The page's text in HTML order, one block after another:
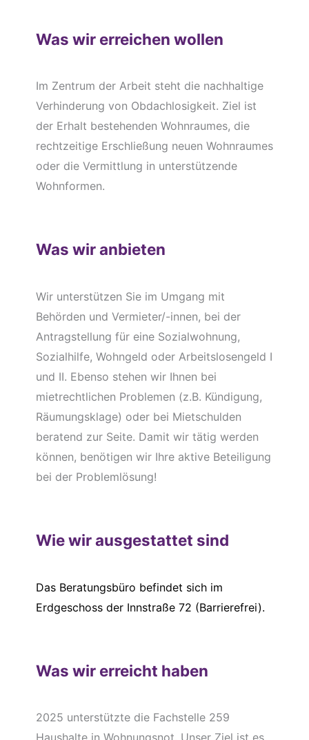
Was wir erreichen wollen
Im Zentrum der Arbeit steht die nachhaltige
Verhinderung von Obdachlosigkeit. Ziel ist
der Erhalt bestehenden Wohnraumes, die
rechtzeitige Erschließung neuen Wohnraumes
oder die Vermittlung in unterstützende
Wohnformen.
Was wir anbieten
Wir unterstützen Sie im Umgang mit
Behörden und Vermieter/-innen, bei der
Antragstellung für eine Sozialwohnung,
Sozialhilfe, Wohngeld oder Arbeitslosengeld I
und II. Ebenso stehen wir Ihnen bei
mietrechtlichen Problemen (z.B. Kündigung,
Räumungsklage) oder bei Mietschulden
beratend zur Seite. Damit wir tätig werden
können, benötigen wir Ihre aktive Beteiligung
bei der Problemlösung!
Wie wir ausgestattet sind
Das Beratungsbüro befindet sich im
Erdgeschoss der Innstraße 72 (Barrierefrei).
Was wir erreicht haben
2025 unterstützte die Fachstelle 259